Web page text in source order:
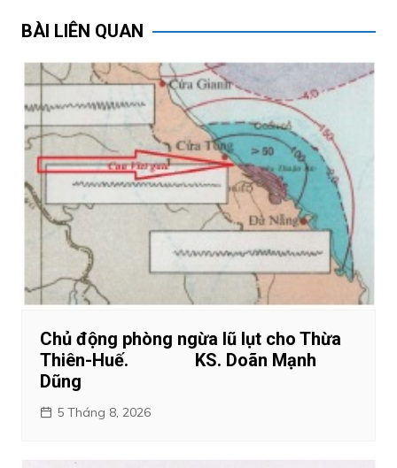
bài
BÀI LIÊN QUAN
Chủ động phòng ngừa lũ lụt cho Thừa
Thiên-Huế. KS. Doãn Mạnh
Dũng
5 Tháng 8, 2026